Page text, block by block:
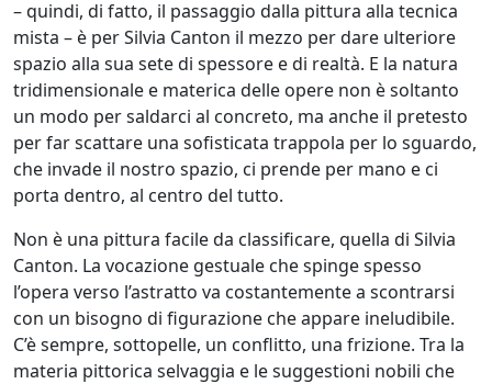
Lorella
Fermo
Carlo
Fontana
Vanessa
Fontanel
Elisabetta
Franceschini
– quindi, di fatto, il passaggio dalla pittura alla tecnica
mista – è per Silvia Canton il mezzo per dare ulteriore
spazio alla sua sete di spessore e di realtà. E la natura
tridimensionale e materica delle opere non è soltanto
un modo per saldarci al concreto, ma anche il pretesto
per far scattare una sofisticata trappola per lo sguardo,
che invade il nostro spazio, ci prende per mano e ci
porta dentro, al centro del tutto.
Non è una pittura facile da classificare, quella di Silvia
Canton. La vocazione gestuale che spinge spesso
l’opera verso l’astratto va costantemente a scontrarsi
con un bisogno di figurazione che appare ineludibile.
C’è sempre, sottopelle, un conflitto, una frizione. Tra la
materia pittorica selvaggia e le suggestioni nobili che